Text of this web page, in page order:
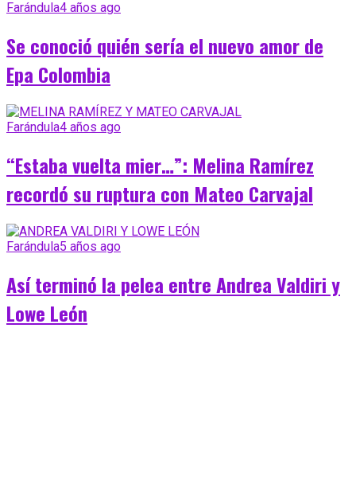
Farándula4 años ago
Se conoció quién sería el nuevo amor de
Epa Colombia
Farándula4 años ago
“Estaba vuelta mier…”: Melina Ramírez
recordó su ruptura con Mateo Carvajal
Farándula5 años ago
Así terminó la pelea entre Andrea Valdiri y
Lowe León